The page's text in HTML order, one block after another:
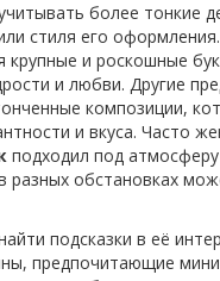
более тонкие
стиля его
крупные и роскошные
и любви. Другие
композиции,
и вкуса. Часто
подходил под
разных обстановках
подсказки в её
предпочитающие